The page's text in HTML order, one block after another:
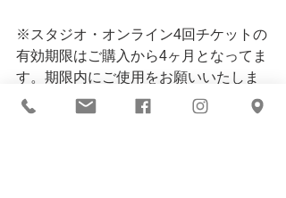
※スタジオ・オンライン4回チケットの
有効期限はご購入から4ヶ月となってま
す。期限内にご使用をお願いいたしま
す。